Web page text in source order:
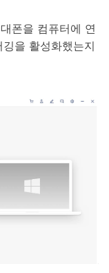
폰을 컴퓨터에 연
을 활성화했는지